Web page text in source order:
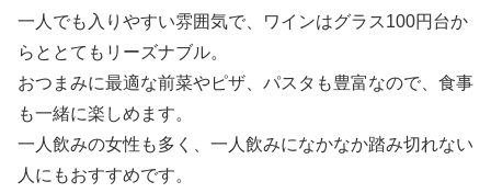
一人でも入りやすい雰囲気で、ワインはグラス100円台か
らととてもリーズナブル。
おつまみに最適な前菜やピザ、パスタも豊富なので、食事
も一緒に楽しめます。
一人飲みの女性も多く、一人飲みになかなか踏み切れない
人にもおすすめです。